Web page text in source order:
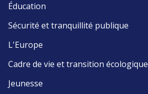
Éducation
Sécurité et tranquillité publique
L'Europe
Cadre de vie et transition écologique
Jeunesse